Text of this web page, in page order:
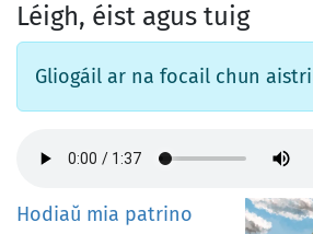
Léigh, éist agus tuig
Gliogáil ar na focail chun
Hodiaŭ mia patrino